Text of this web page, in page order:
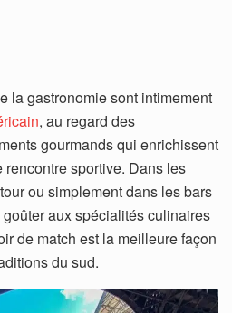
la gastronomie sont intimement
, au regard des
gourmands qui enrichissent
rencontre sportive. Dans les
ou simplement dans les bars
aux spécialités culinaires
de match est la meilleure façon
du sud.